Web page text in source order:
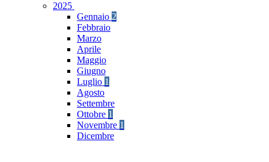
2025
Gennaio 2
Febbraio
Marzo
Aprile
Maggio
Giugno
Luglio 1
Agosto
Settembre
Ottobre 1
Novembre 1
Dicembre